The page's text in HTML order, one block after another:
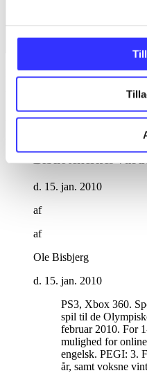
Brink
Anmeldelser (2)
Bibliotekernes
d. 15. jan. 2010
af
af
Ole Bisbjerg
d. 15. jan. 2010
PS3, Xbox 360.
spil til de
februar 2010. For
mulighed for
engelsk. PEGI: 3.
år, samt voksne